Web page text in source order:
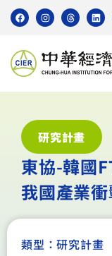
研究計畫
東協-韓國
我國產業
類型：研究計畫